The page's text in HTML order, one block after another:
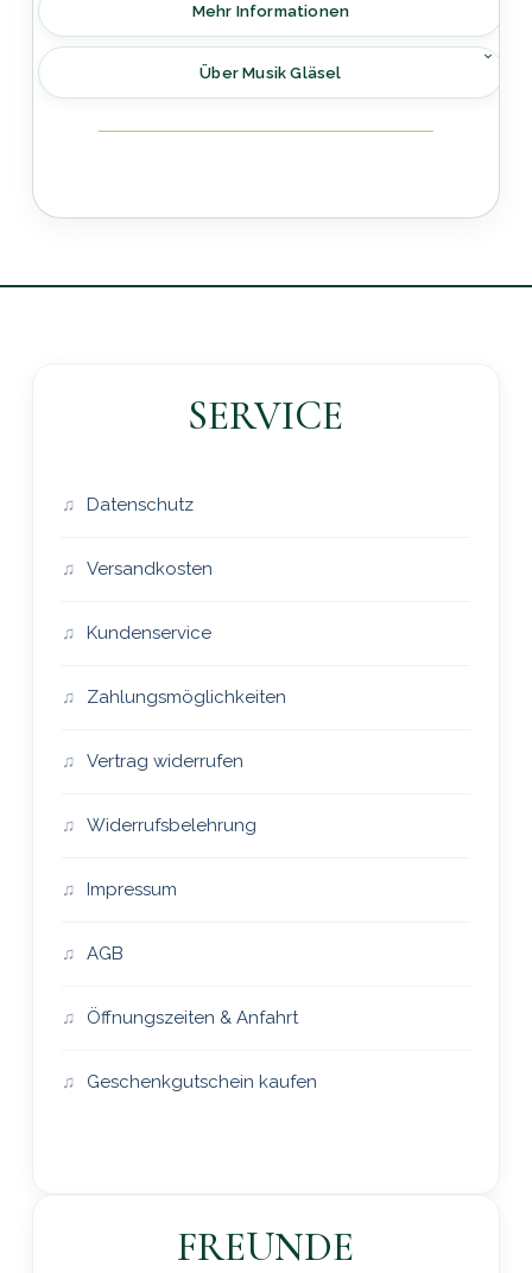
Mehr Informationen
Über Musik Gläsel
SERVICE
Datenschutz
Versandkosten
Kundenservice
Zahlungsmöglichkeiten
Vertrag widerrufen
Widerrufsbelehrung
Impressum
AGB
Öffnungszeiten & Anfahrt
Geschenkgutschein kaufen
FREUNDE